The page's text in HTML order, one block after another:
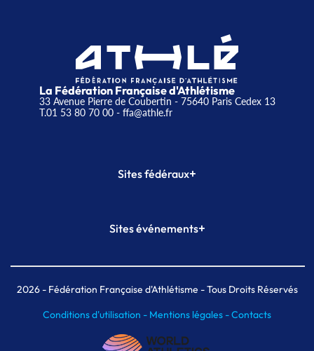
La Fédération Française d'Athlétisme
33 Avenue Pierre de Coubertin - 75640 Paris Cedex 13
T.01 53 80 70 00- ffa@athle.fr
Sites fédéraux+
Plateforme Formation
Sites événements+
Meeting de Paris indoor
MAIF Ekiden de Paris
2026- Fédération Française d'Athlétisme - Tous Droits Réservés
Conditions d'utilisation - Mentions légales -Contacts